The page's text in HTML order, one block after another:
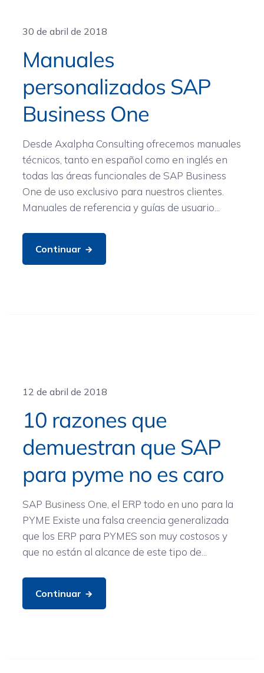
30 de abril de 2018
Manuales
personalizados SAP
Business One
Desde Axalpha Consulting ofrecemos manuales
técnicos, tanto en español como en inglés en
todas las áreas funcionales de SAP Business
One de uso exclusivo para nuestros clientes.
Manuales de referencia y guías de usuario...
Continuar
12 de abril de 2018
10 razones que
demuestran que SAP
para pyme no es caro
SAP Business One, el ERP todo en uno para la
PYME Existe una falsa creencia generalizada
que los ERP para PYMES son muy costosos y
que no están al alcance de este tipo de...
Continuar